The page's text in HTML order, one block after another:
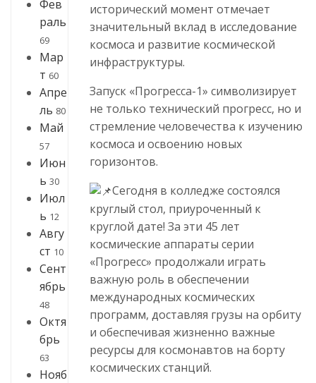
Фев
раль
69
Мар
т 60
Апре
ль 80
Май
57
Июн
ь 30
Июл
ь 12
Авгу
ст 10
Сент
ябрь
48
Октя
брь
63
Нояб
исторический момент отмечает
значительный вклад в исследование
космоса и развитие космической
инфраструктуры.
Запуск «Прогресса-1» символизирует
не только технический прогресс, но и
стремление человечества к изучению
космоса и освоению новых
горизонтов.
Сегодня в колледже состоялся
круглый стол, приуроченный к
круглой дате! За эти 45 лет
космические аппараты серии
«Прогресс» продолжали играть
важную роль в обеспечении
международных космических
программ, доставляя грузы на орбиту
и обеспечивая жизненно важные
ресурсы для космонавтов на борту
космических станций.